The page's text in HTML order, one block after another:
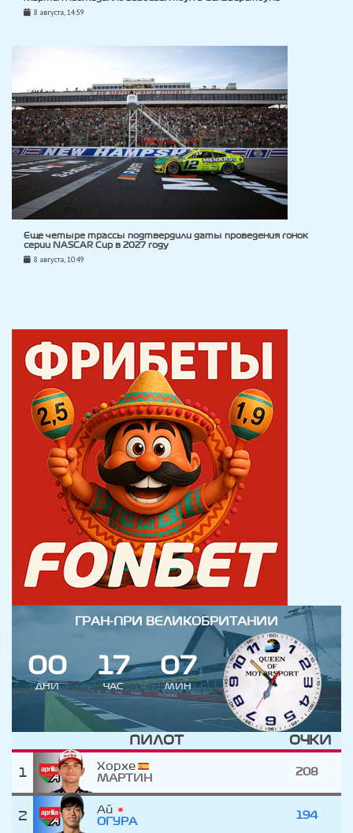
8 августа, 14:59
Еще четыре трассы подтвердили даты проведения гонок
серии NASCAR Cup в 2027 году
8 августа, 10:49
ГРАН-ПРИ ВЕЛИКОБРИТАНИИ
00
ДНИ
17
ЧАС
07
МИН
ПИЛОТ ОЧКИ
1
Хорхе
МАРТИН
208
2
Ай
ОГУРА
194